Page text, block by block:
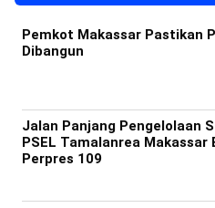
Pemkot Makassar Pastikan
Dibangun
Jalan Panjang Pengelolaan
PSEL Tamalanrea Makassar
Perpres 109